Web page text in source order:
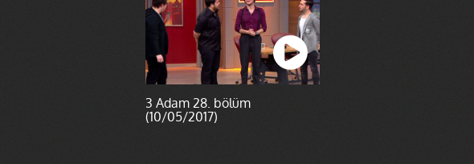
3 Adam 28. bölüm
(10/05/2017)